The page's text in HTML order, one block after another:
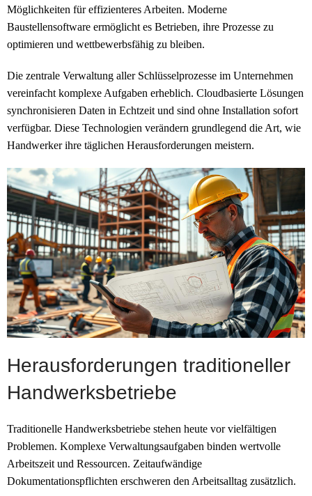
Möglichkeiten für effizienteres Arbeiten. Moderne
Baustellensoftware ermöglicht es Betrieben, ihre Prozesse zu
optimieren und wettbewerbsfähig zu bleiben.
Die zentrale Verwaltung aller Schlüsselprozesse im Unternehmen
vereinfacht komplexe Aufgaben erheblich. Cloudbasierte Lösungen
synchronisieren Daten in Echtzeit und sind ohne Installation sofort
verfügbar. Diese Technologien verändern grundlegend die Art, wie
Handwerker ihre täglichen Herausforderungen meistern.
Herausforderungen traditioneller
Handwerksbetriebe
Traditionelle Handwerksbetriebe stehen heute vor vielfältigen
Problemen. Komplexe Verwaltungsaufgaben binden wertvolle
Arbeitszeit und Ressourcen. Zeitaufwändige
Dokumentationspflichten erschweren den Arbeitsalltag zusätzlich.